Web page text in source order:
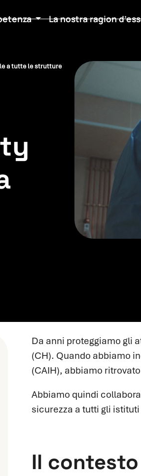
La nostra ragion
a tutte le strutture
Da anni proteggiamo gli
(CH). Quando abbiamo
(CAIH), abbiamo
Abbiamo quindi
sicurezza a tutti gli
Il contesto